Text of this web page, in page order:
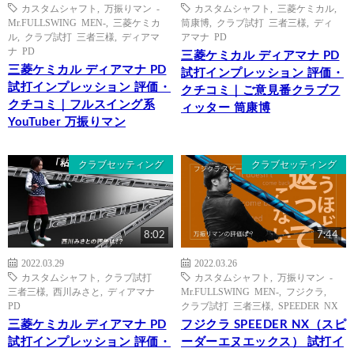
カスタムシャフト
万振りマン -
Mr.FULLSWING MEN-
三菱ケミカ
ル
クラブ試打 三者三様
ディアマ
ナ PD
三菱ケミカル ディアマナ PD
試打インプレッション 評価・
クチコミ｜フルスイング系
YouTuber 万振りマン
カスタムシャフト
三菱ケミカル
筒康博
クラブ試打 三者三様
ディ
アマナ PD
三菱ケミカル ディアマナ PD
試打インプレッション 評価・
クチコミ｜ご意見番クラブフ
ィッター 筒康博
クラブセッティング
8:02
2022.03.29
カスタムシャフト
クラブ試打
三者三様
西川みさと
ディアマナ
PD
三菱ケミカル ディアマナ PD
試打インプレッション 評価・
クラブセッティング
7:44
2022.03.26
カスタムシャフト
万振りマン -
Mr.FULLSWING MEN-
フジクラ
クラブ試打 三者三様
SPEEDER NX
フジクラ SPEEDER NX（スピ
ーダーエヌエックス） 試打イ